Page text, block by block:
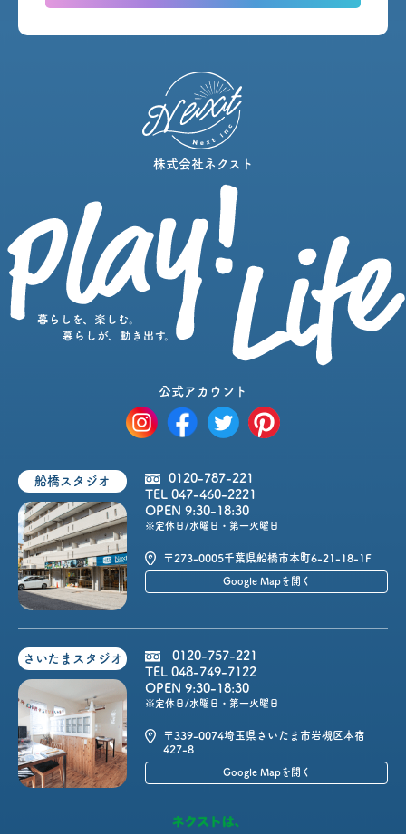
株式会社ネクスト
公式アカウント
船橋スタジオ
0120-787-221
TEL 047-460-2221
OPEN 9:30-18:30
※定休日/水曜日・第一火曜日
〒273-0005千葉県船橋市本町6-21-18-1F
Google Mapを開く
さいたまスタジオ
0120-757-221
TEL 048-749-7122
OPEN 9:30-18:30
※定休日/水曜日・第一火曜日
〒339-0074埼玉県さいたま市岩槻区本宿
427-8
Google Mapを開く